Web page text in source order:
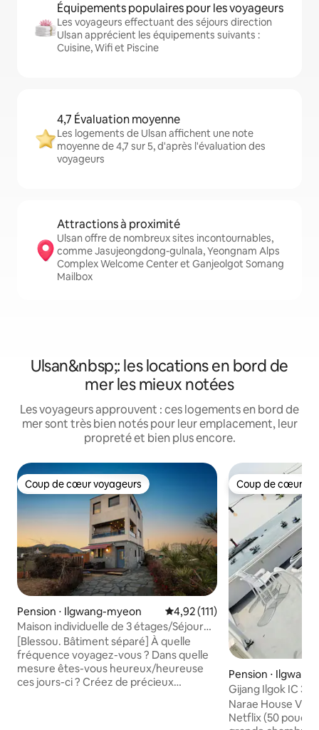
Équipements populaires pour les voyageurs
Les voyageurs effectuant des séjours direction
Ulsan apprécient les équipements suivants :
Cuisine, Wifi et Piscine
4,7 Évaluation moyenne
Les logements de Ulsan affichent une note
moyenne de 4,7 sur 5, d'après l'évaluation des
voyageurs
Attractions à proximité
Ulsan offre de nombreux sites incontournables,
comme Jasujeongdong-gulnala, Yeongnam Alps
Complex Welcome Center et Ganjeolgot Somang
Mailbox
Ulsan&nbsp;: les locations en bord de
mer les mieux notées
Les voyageurs approuvent : ces logements en bord de
mer sont très bien notés pour leur emplacement, leur
propreté et bien plus encore.
Coup de cœur voyageurs
Coup de cœur voyageurs
Pension ⋅ Ilgwang-myeon Évaluation moyenne sur la
4,92 (111)
Maison individuelle de 3 étages/Séjour
photogénique/Privé/Terrasse/Barbecue/Feu
de camp/Vue sur la mer et sur la
montagne depuis le 3e étage/Parc de
Sinpyeong/Infrastructures solides
[Blessou. Bâtiment séparé] À quelle
fréquence voyagez-vous ? Dans quelle
mesure êtes-vous heureux/heureuse
ces jours-ci ? Créez de précieux
Coup de cœur
Coup de cœur
Pension ⋅
Gijang Ilgok IC 3
Bulmung #
Narae House
Narae House Visionnage gratuit de☆
Netflix (50